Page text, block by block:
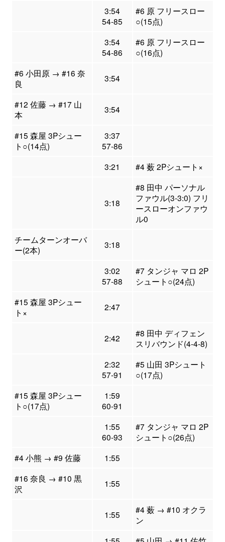
3:54
54-85
#6 原 フリースロー
○(15点)
3:54
54-86
#6 原 フリースロー
○(16点)
#6 小田原 → #16 奈
良
3:54
#12 佐藤 → #17 山
本
3:54
#15 森屋 3Pシュー
ト○(14点)
3:37
57-86
3:21
#4 薮 2Pシュート×
3:18
#8 田中 パーソナル
ファウル(3-3:0) フリ
ースローオンファウ
ル0
チームターンオーバ
ー(2本)
3:18
3:02
57-88
#7 タンジャ マロ 2P
シュート○(24点)
#15 森屋 3Pシュー
ト×
2:47
2:42
#8 田中 ディフェン
スリバウンド(4-4-8)
2:32
57-91
#5 山田 3Pシュート
○(17点)
#15 森屋 3Pシュー
ト○(17点)
1:59
60-91
1:55
60-93
#7 タンジャ マロ 2P
シュート○(26点)
#4 小熊 → #9 佐藤
1:55
#16 奈良 → #10 黒
沢
1:55
1:55
#4 薮 → #10 オクラ
ン